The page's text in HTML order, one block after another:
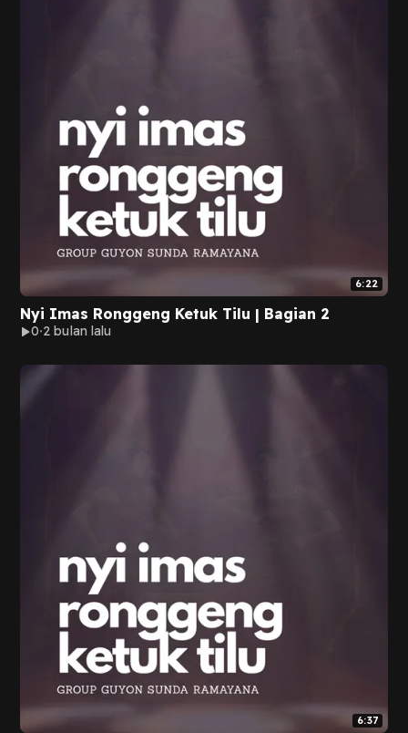
6:22
Nyi Imas Ronggeng Ketuk Tilu | Bagian 2
0 2 bulan lalu
6:37